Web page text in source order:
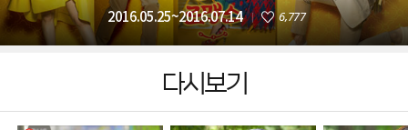
2016.05.25~2016.07.14 6,777
다시보기